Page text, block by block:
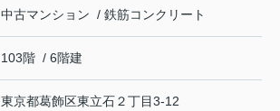
中古マンション / 鉄筋コンクリート
103階 / 6階建
東京都葛飾区東立石２丁目3-12